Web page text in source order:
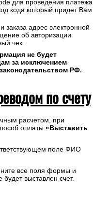
для проведения платежа
кода который придет Вам
адрес электронной
об авторизации
чек.
не будет
за исключением
РФ.
по счету
расчетом, при
оплаты «Выставить
поле ФИО
все поля формы и
будет выставлен счет.